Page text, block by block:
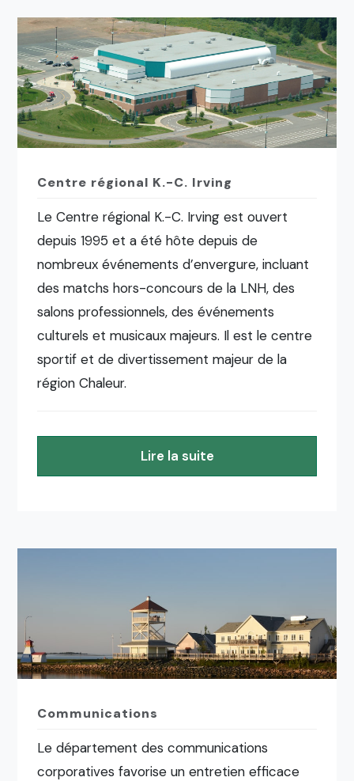
Centre régional K.-C. Irving
Le Centre régional K.-C. Irving est ouvert
depuis 1995 et a été hôte depuis de
nombreux événements d’envergure, incluant
des matchs hors-concours de la LNH, des
salons professionnels, des événements
culturels et musicaux majeurs. Il est le centre
sportif et de divertissement majeur de la
région Chaleur.
Lire la suite
Communications
Le département des communications
corporatives favorise un entretien efficace